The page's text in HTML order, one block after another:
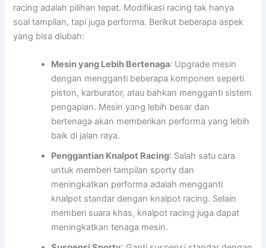
racing adalah pilihan tepat. Modifikasi racing tak hanya
soal tampilan, tapi juga performa. Berikut beberapa aspek
yang bisa diubah:
Mesin yang Lebih Bertenaga: Upgrade mesin
dengan mengganti beberapa komponen seperti
piston, karburator, atau bahkan mengganti sistem
pengapian. Mesin yang lebih besar dan
bertenaga akan memberikan performa yang lebih
baik di jalan raya.
Penggantian Knalpot Racing: Salah satu cara
untuk memberi tampilan sporty dan
meningkatkan performa adalah mengganti
knalpot standar dengan knalpot racing. Selain
memberi suara khas, knalpot racing juga dapat
meningkatkan tenaga mesin.